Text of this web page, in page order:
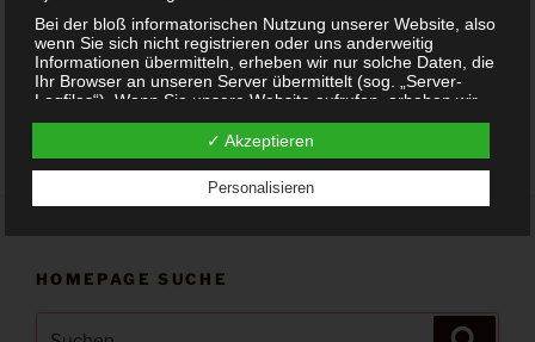
149,00€
Add to cart
HOMEPAGE SUCHE
Bei der bloß informatorischen Nutzung unserer Website, also
wenn Sie sich nicht registrieren oder uns anderweitig
Informationen übermitteln, erheben wir nur solche Daten, die
Ihr Browser an unseren Server übermittelt (sog. „Server-
Logfiles“). Wenn Sie unsere Website aufrufen, erheben wir
die folgenden Daten, die für uns technisch erforderlich sind,
um Ihnen die Website anzuzeigen:
Unsere besuchte Website
Verwendetes Betriebssystem
✓ Akzeptieren
Personalisieren